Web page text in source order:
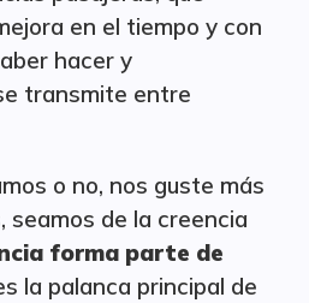
en el tiempo y con
hacer y
transmite entre
o no, nos guste más
seamos de la creencia
forma parte de
la palanca principal de